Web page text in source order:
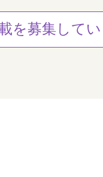
を募集して